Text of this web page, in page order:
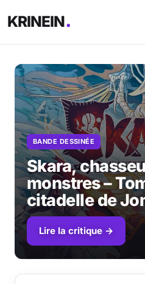
KRINEIN
BANDE DESSINÉE
Skara,
monstres –
citadelle de
Lire la critique →